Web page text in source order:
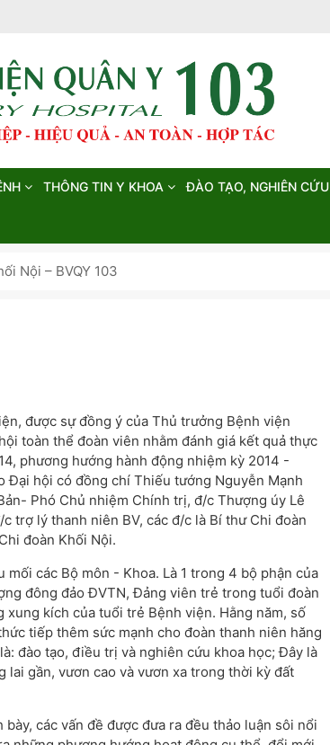
THÔNG TIN Y KHOA ĐÀO TẠO, NGHIÊN CỨU
Nội – BVQY 103
được sự đồng ý của Thủ trưởng Bệnh viện
toàn thể đoàn viên nhằm đánh giá kết quả thực
phương hướng hành động nhiệm kỳ 2014 -
Đại hội có đồng chí Thiếu tướng Nguyễn Mạnh
Phó Chủ nhiệm Chính trị, đ/c Thượng úy Lê
trợ lý thanh niên BV, các đ/c là Bí thư Chi đoàn
đoàn Khối Nội.
các Bộ môn - Khoa. Là 1 trong 4 bộ phận của
đông đảo ĐVTN, Đảng viên trẻ trong tuổi đoàn
kích của tuổi trẻ Bệnh viện. Hằng năm, số
tiếp thêm sức mạnh cho đoàn thanh niên hăng
đào tạo, điều trị và nghiên cứu khoa học; Đây là
gần, vươn cao và vươn xa trong thời kỳ đất
các vấn đề được đưa ra đều thảo luận sôi nổi